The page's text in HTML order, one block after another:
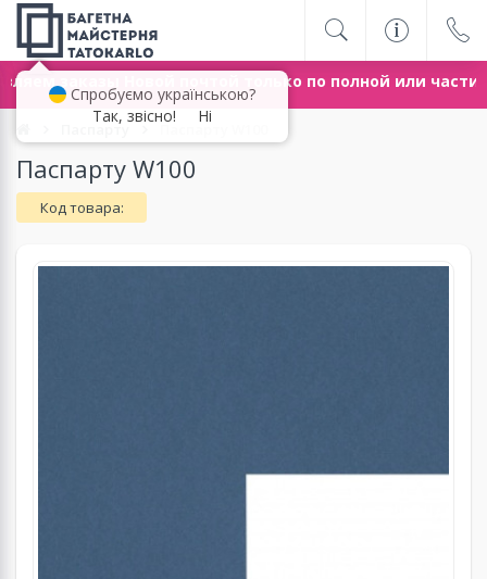
заказы Новой почтой только по полной или
Паспарту
Паспарту W100
Код товара:
Спробуємо українською?
Так, звісно!
Ні